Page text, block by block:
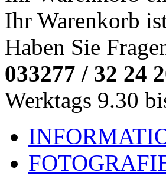
Ihr Warenkorb
Haben Sie
033277 / 32 24
Werktags 9.30